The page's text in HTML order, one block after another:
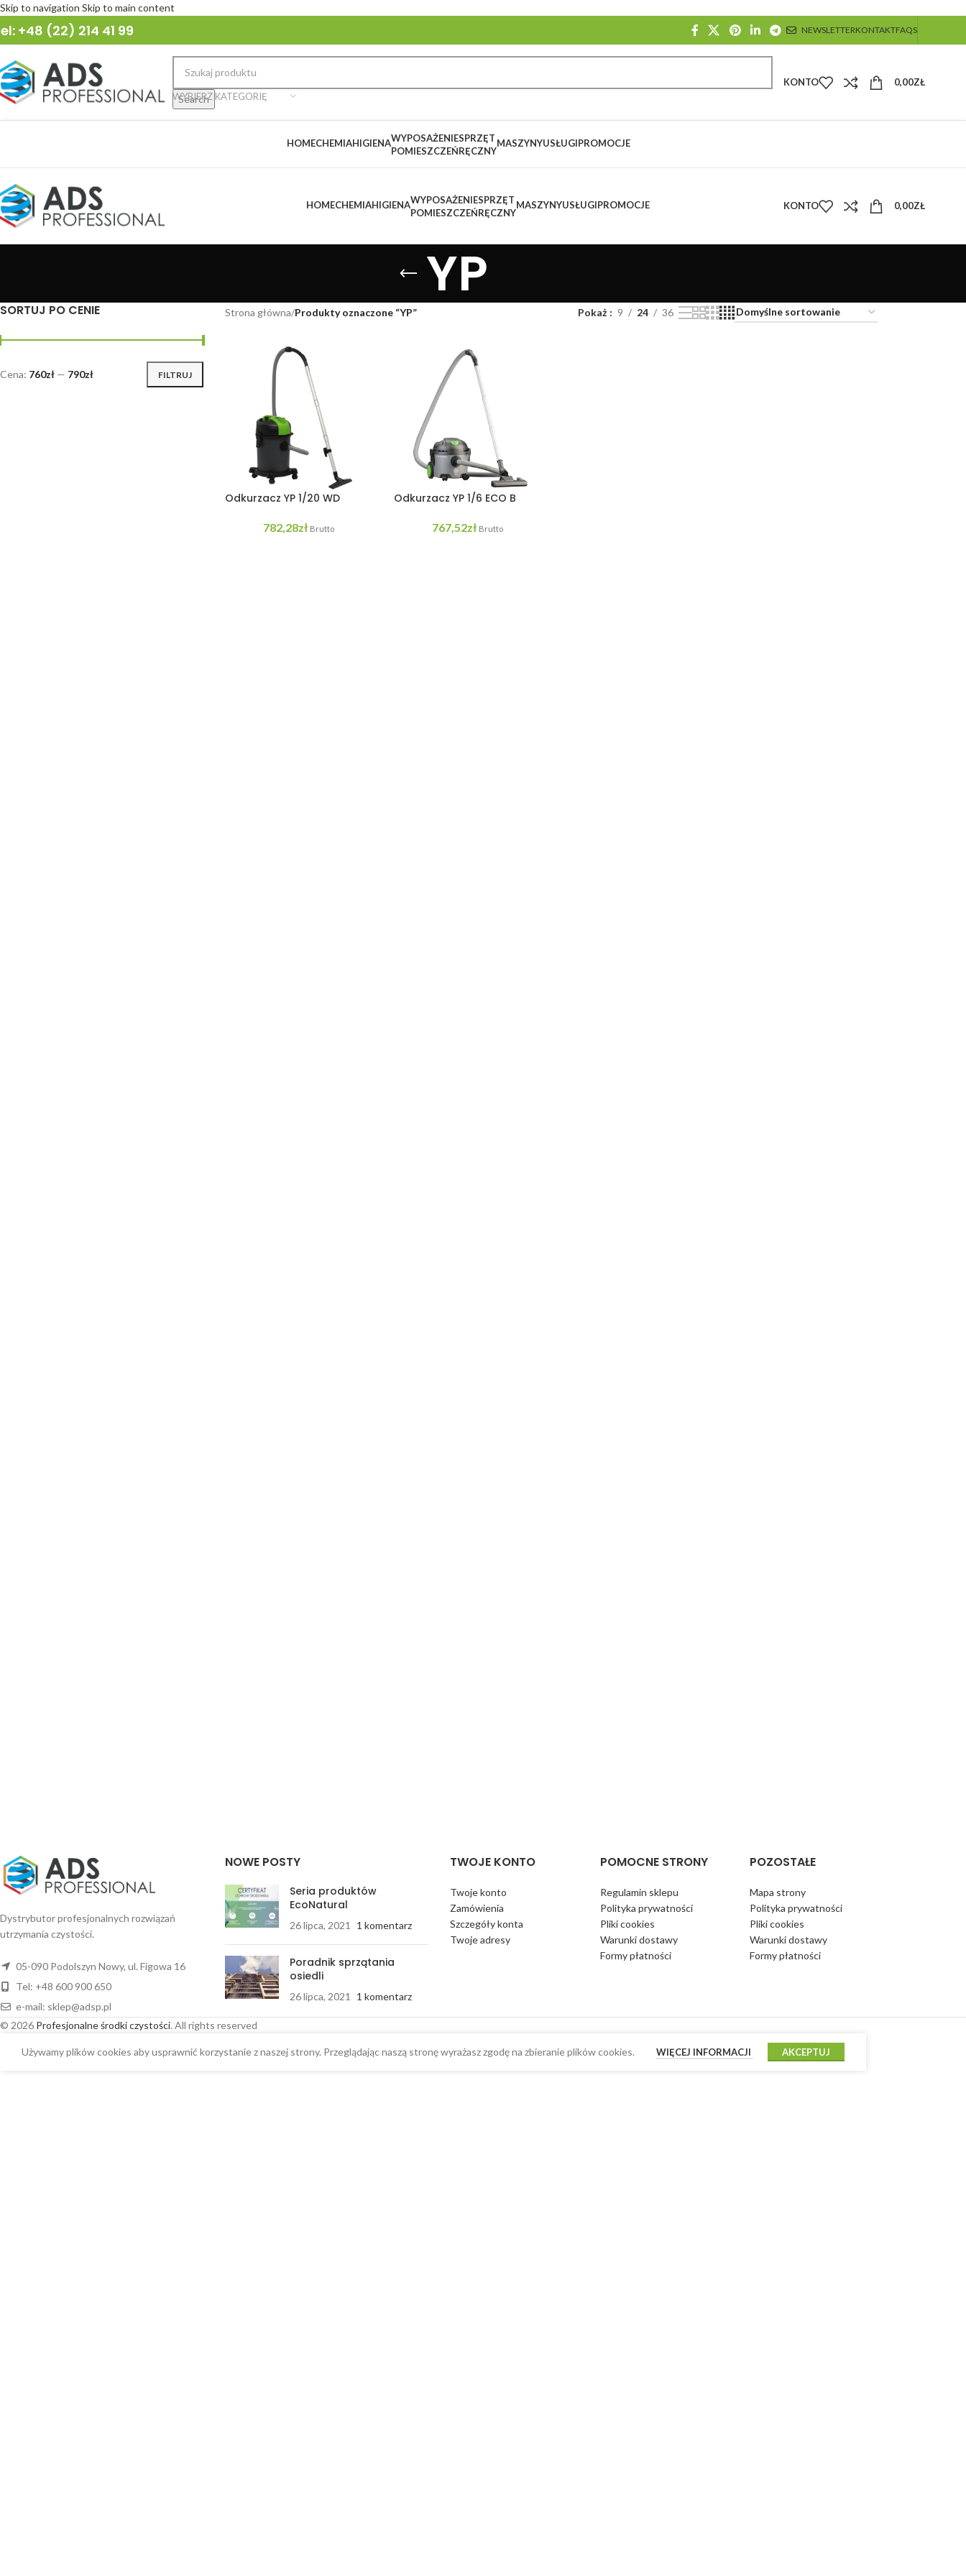
Skip to navigation Skip to main content
+48 (22) 214 41 99 NEWSLETTERKONTAKTFAQS
WYBIERZ KATEGORIĘ
Search
KONTO 0,00ZŁ
HOMECHEMIAHIGIENAWYPOSAŻENIE
POMIESZCZEŃ
SPRZĘT
RĘCZNY
MASZYNYUSŁUGIPROMOCJE
HOMECHEMIAHIGIENAWYPOSAŻENIE
POMIESZCZEŃ
SPRZĘT
RĘCZNY
MASZYNYUSŁUGIPROMOCJE KONTO 0,00ZŁ
YP
SORTUJ PO CENIE
FILTRUJ
Cena: 760zł — 790zł
Strona główna/Produkty oznaczone “YP” Pokaż 9 24 36
Odkurzacz YP 1/20 WD
782,28zł Brutto
Odkurzacz YP 1/6 ECO B
767,52zł Brutto
Dystrybutor profesjonalnych rozwiązań
utrzymania czystości.
05-090 Podolszyn Nowy, ul. Figowa 16
Tel: +48 600 900 650
e-mail: sklep@adsp.pl
NOWE POSTY
Seria produktów
EcoNatural
26 lipca, 2021 1 komentarz
Poradnik sprzątania
osiedli
26 lipca, 2021 1 komentarz
TWOJE KONTO
Twoje konto
Zamówienia
Szczegóły konta
Twoje adresy
POMOCNE STRONY
Regulamin sklepu
Polityka prywatności
Pliki cookies
Warunki dostawy
Formy płatności
POZOSTAŁE
Mapa strony
Polityka prywatności
Pliki cookies
Warunki dostawy
Formy płatności
© 2026 Profesjonalne środki czystości. All rights reserved
Używamy plików cookies aby usprawnić korzystanie z naszej strony. Przeglądając naszą stronę wyrażasz zgodę na zbieranie plików cookies. WIĘCEJ INFORMACJI AKCEPTUJ